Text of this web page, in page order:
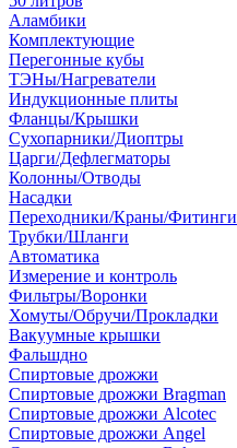
Аламбики
Комплектующие
Перегонные кубы
ТЭНы/Нагреватели
Индукционные плиты
Фланцы/Крышки
Сухопарники/Диоптры
Царги/Дефлегматоры
Колонны/Отводы
Насадки
Переходники/Краны/Фитинги
Трубки/Шланги
Автоматика
Измерение и контроль
Фильтры/Воронки
Хомуты/Обручи/Прокладки
Вакуумные крышки
Фальшдно
Спиртовые дрожжи
Спиртовые дрожжи Bragman
Спиртовые дрожжи Alcotec
Спиртовые дрожжи Angel